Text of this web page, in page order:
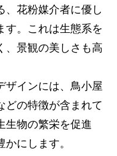
、花粉媒介者に優し
す。これは生態系を
、景観の美しさも高
ザインには、鳥小屋
どの特徴が含まれて
生物の繁栄を促進
にします。